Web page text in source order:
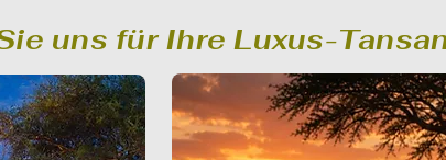
uns für Ihre Luxus-